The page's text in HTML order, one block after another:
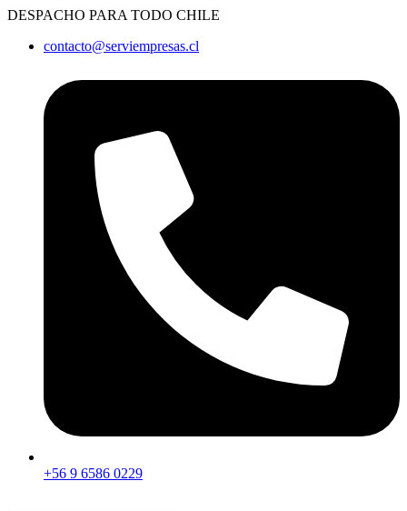
Ir
contenido
DESPACHO PARA TODO CHILE
contacto@serviempresas.cl
+56 9 6586 0229